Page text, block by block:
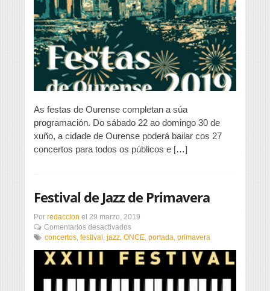
inaugurará
as
Festas
Ourense
As festas de Ourense completan a súa
programación. Do sábado 22 ao domingo 30 de
xuño, a cidade de Ourense poderá bailar cos 27
concertos para todos os públicos e […]
Festival de Jazz de Primavera
Por redaccion el 29 marzo, 2019
Comentarios desactivadosen
Festival
Jazz
de
Primavera
concertos festival jazz ONCE portada primavera